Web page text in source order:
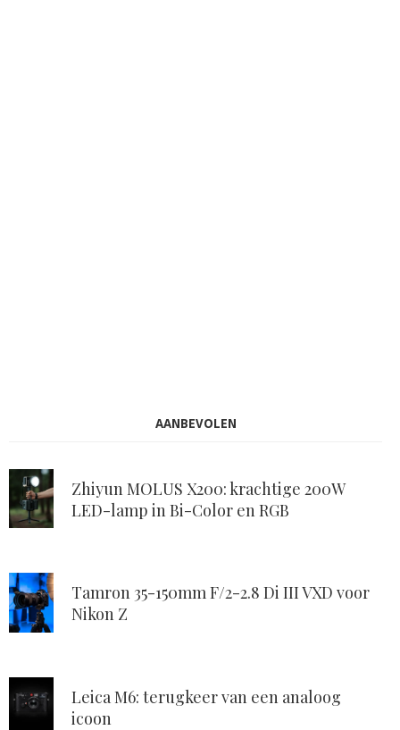
AANBEVOLEN
Zhiyun MOLUS X200: krachtige 200W
LED-lamp in Bi-Color en RGB
Tamron 35-150mm F/2-2.8 Di III VXD voor
Nikon Z
Leica M6: terugkeer van een analoog
icoon